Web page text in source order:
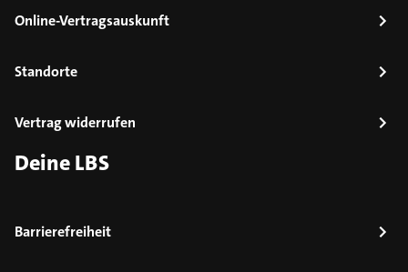
Online-Vertragsauskunft
Standorte
Vertrag widerrufen
Deine LBS
Barrierefreiheit